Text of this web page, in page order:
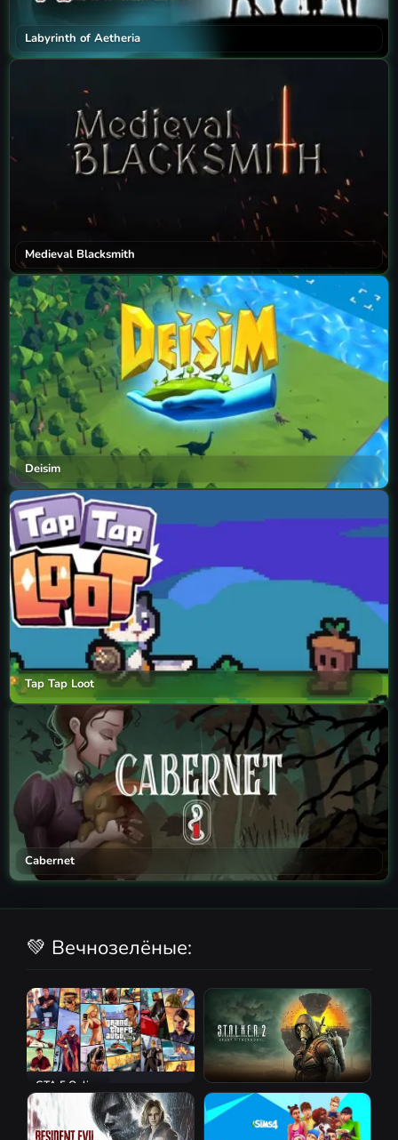
Labyrinth of Aetheria
Medieval Blacksmith
Deisim
Tap Tap Loot
Cabernet
💚 Вечнозелёные:
GTA 5 Online
S.T.A.L.K.E.R. 2: Heart of
Chornobyl